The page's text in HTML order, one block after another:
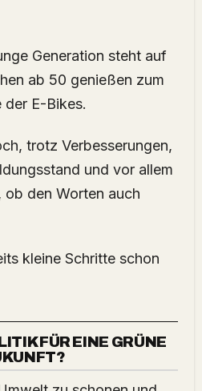
Generation steht auf
ab 50 genießen zum
der E-Bikes.
trotz Verbesserungen,
und vor allem
ob den Worten auch
kleine Schritte schon
FÜR EINE GRÜNE